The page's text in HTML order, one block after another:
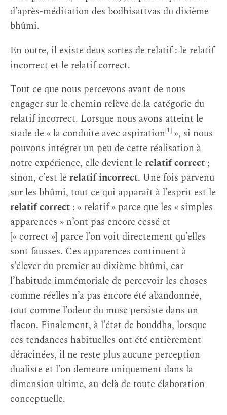
d’après-méditation des bodhisattvas du dixième
bhûmi.
En outre, il existe deux sortes de relatif : le relatif
incorrect et le relatif correct.
Tout ce que nous percevons avant de nous
engager sur le chemin relève de la catégorie du
relatif incorrect. Lorsque nous avons atteint le
stade de « la conduite avec aspiration[1] », si nous
pouvons intégrer un peu de cette réalisation à
notre expérience, elle devient le relatif correct ;
sinon, c’est le relatif incorrect. Une fois parvenu
sur les bhûmi, tout ce qui apparaît à l’esprit est le
relatif correct : « relatif » parce que les « simples
apparences » n’ont pas encore cessé et
[« correct »] parce l’on voit directement qu’elles
sont fausses. Ces apparences continuent à
s’élever du premier au dixième bhûmi, car
l’habitude immémoriale de percevoir les choses
comme réelles n’a pas encore été abandonnée,
tout comme l’odeur du musc persiste dans un
flacon. Finalement, à l’état de bouddha, lorsque
ces tendances habituelles ont été entièrement
déracinées, il ne reste plus aucune perception
dualiste et l’on demeure uniquement dans la
dimension ultime, au-delà de toute élaboration
conceptuelle.